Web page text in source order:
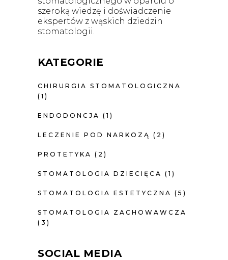
szeroką wiedzę i doświadczenie
ekspertów z wąskich dziedzin
stomatologii.
KATEGORIE
CHIRURGIA STOMATOLOGICZNA
(1)
ENDODONCJA (1)
LECZENIE POD NARKOZĄ (2)
PROTETYKA (2)
STOMATOLOGIA DZIECIĘCA (1)
STOMATOLOGIA ESTETYCZNA (5)
STOMATOLOGIA ZACHOWAWCZA
(3)
SOCIAL MEDIA